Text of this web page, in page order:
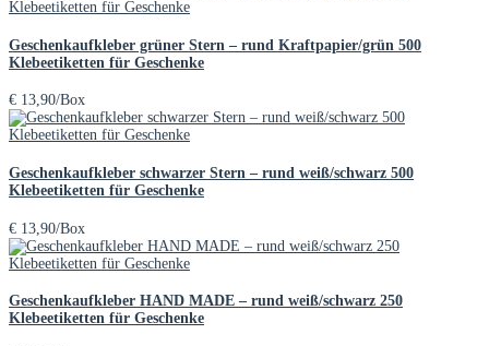
Geschenkaufkleber grüner Stern – rund Kraftpapier/grün 500
Klebeetiketten für Geschenke
€ 13,90/Box
Geschenkaufkleber schwarzer Stern – rund weiß/schwarz 500
Klebeetiketten für Geschenke
€ 13,90/Box
Geschenkaufkleber HAND MADE – rund weiß/schwarz 250
Klebeetiketten für Geschenke